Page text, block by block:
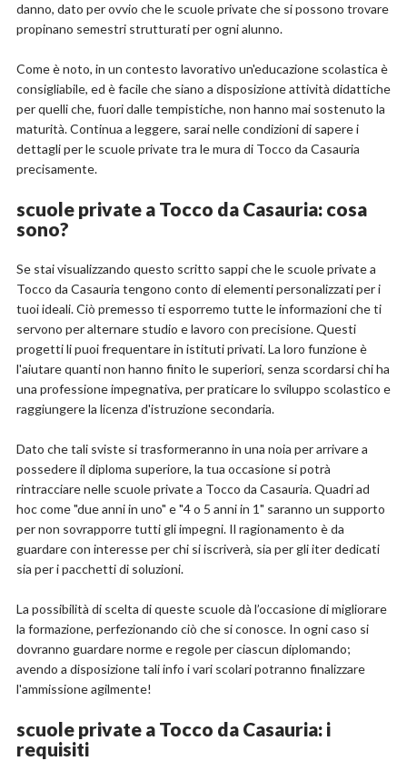
danno, dato per ovvio che le scuole private che si possono trovare
propinano semestri strutturati per ogni alunno.
Come è noto, in un contesto lavorativo un'educazione scolastica è
consigliabile, ed è facile che siano a disposizione attività didattiche
per quelli che, fuori dalle tempistiche, non hanno mai sostenuto la
maturità. Continua a leggere, sarai nelle condizioni di sapere i
dettagli per le scuole private tra le mura di Tocco da Casauria
precisamente.
scuole private a Tocco da Casauria: cosa
sono?
Se stai visualizzando questo scritto sappi che le scuole private a
Tocco da Casauria tengono conto di elementi personalizzati per i
tuoi ideali. Ciò premesso ti esporremo tutte le informazioni che ti
servono per alternare studio e lavoro con precisione. Questi
progetti li puoi frequentare in istituti privati. La loro funzione è
l'aiutare quanti non hanno finito le superiori, senza scordarsi chi ha
una professione impegnativa, per praticare lo sviluppo scolastico e
raggiungere la licenza d'istruzione secondaria.
Dato che tali sviste si trasformeranno in una noia per arrivare a
possedere il diploma superiore, la tua occasione si potrà
rintracciare nelle scuole private a Tocco da Casauria. Quadri ad
hoc come "due anni in uno" e "4 o 5 anni in 1" saranno un supporto
per non sovrapporre tutti gli impegni. Il ragionamento è da
guardare con interesse per chi si iscriverà, sia per gli iter dedicati
sia per i pacchetti di soluzioni.
La possibilità di scelta di queste scuole dà l’occasione di migliorare
la formazione, perfezionando ciò che si conosce. In ogni caso si
dovranno guardare norme e regole per ciascun diplomando;
avendo a disposizione tali info i vari scolari potranno finalizzare
l'ammissione agilmente!
scuole private a Tocco da Casauria: i
requisiti